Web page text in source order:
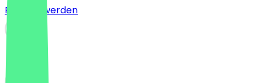
Partner werden